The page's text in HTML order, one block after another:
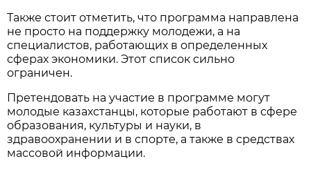
Также стоит отметить, что программа направлена
не просто на поддержку молодежи, а на
специалистов, работающих в определенных
сферах экономики. Этот список сильно
ограничен.
Претендовать на участие в программе могут
молодые казахстанцы, которые работают в сфере
образования, культуры и науки, в
здравоохранении и в спорте, а также в средствах
массовой информации.